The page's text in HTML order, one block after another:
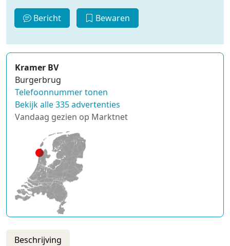
Bericht Bewaren
Kramer BV
Burgerbrug
Telefoonnummer tonen
Bekijk alle 335 advertenties
Vandaag gezien op Marktnet
Beschrijving